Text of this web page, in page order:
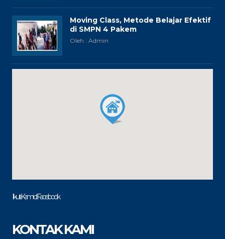
Moving Class, Metode Belajar Efektif
di SMPN 4 Pakem
Oleh : Admin
Ikuti Kami di Facebook
KONTAK KAMI